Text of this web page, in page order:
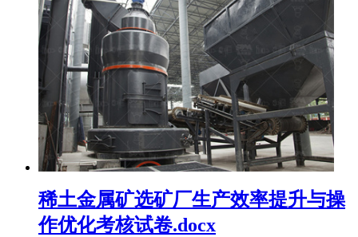
稀土金属矿选矿厂生产效率提升与操
作优化考核试卷.docx